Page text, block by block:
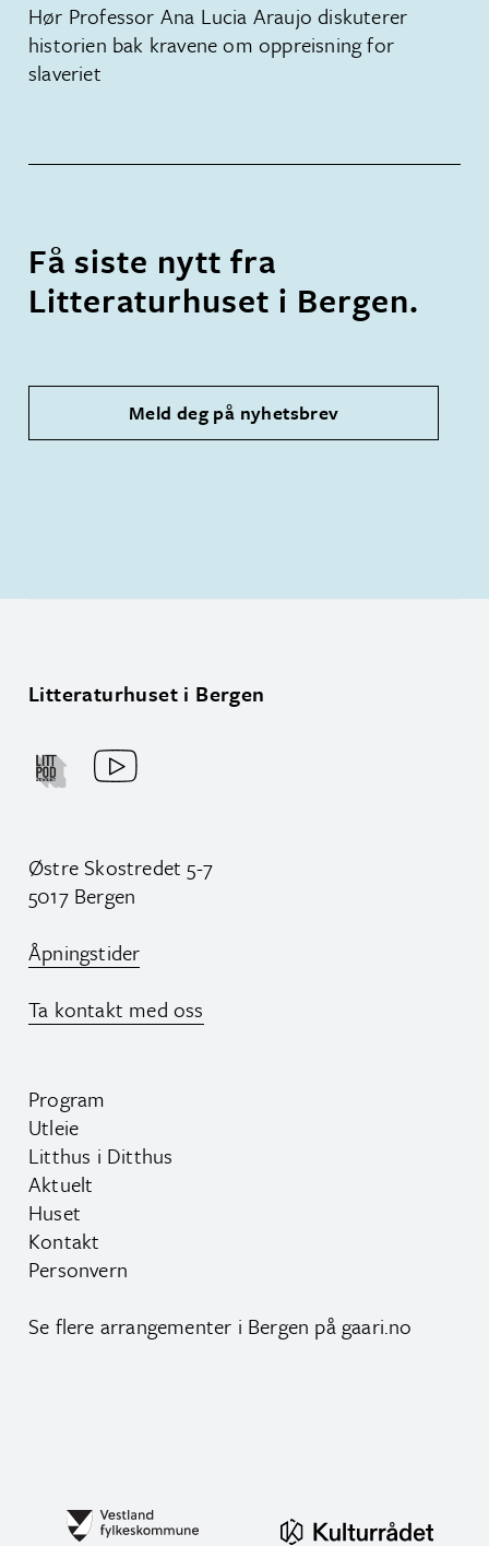
Hør Professor Ana Lucia Araujo diskuterer
historien bak kravene om oppreisning for
slaveriet
Få siste nytt fra
Litteraturhuset i Bergen.
Meld deg på nyhetsbrev
Litteraturhuset i Bergen
Østre Skostredet 5-7
5017 Bergen
Åpningstider
Ta kontakt med oss
Program
Utleie
Litthus i Ditthus
Aktuelt
Huset
Kontakt
Personvern
Se flere arrangementer i Bergen på gaari.no